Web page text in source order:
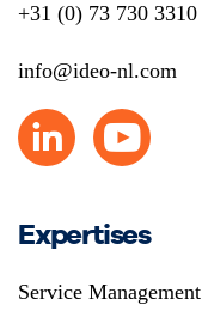
+31 (0) 73 730 3310
info@ideo-nl.com
Expertises
Service Management